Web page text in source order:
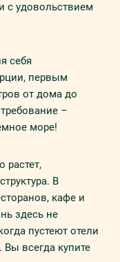
с удовольствием
себя
первым
от дома до
–
море!
растет,
В
кафе и
здесь не
пустеют отели
всегда купите